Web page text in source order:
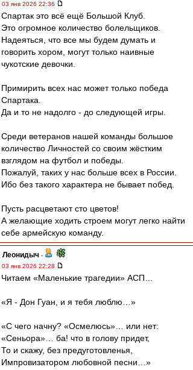
03 янв 2026 22:36
Спартак это всё ещё Большой Клуб.
Это огромное количество болельщиков.
Надеяться, что все мы будем думать и
говорить хором, могут только наивные
чукотские девочки.
Примирить всех нас может только победа
Спартака.
Да и то не надолго - до следующей игры.
Среди ветеранов нашей команды большое
количество Личностей со своим жёстким
взглядом на футбол и победы.
Пожалуй, таких у нас больше всех в России.
Ибо без такого характера не бывает побед.
Пусть расцветают сто цветов!
А желающие ходить строем могут легко найти
себе армейскую команду.
Леонидыч -
03 янв 2026 22:28
Читаем «Маленькие трагедии» АСП…
«Я - Дон Гуан, и я тебя люблю…»
«С чего начну? «Осмелюсь»… или нет:
«Сеньора»… ба! что в голову придет,
То и скажу, без предуготовленья,
Импровизатором любовной песни…»